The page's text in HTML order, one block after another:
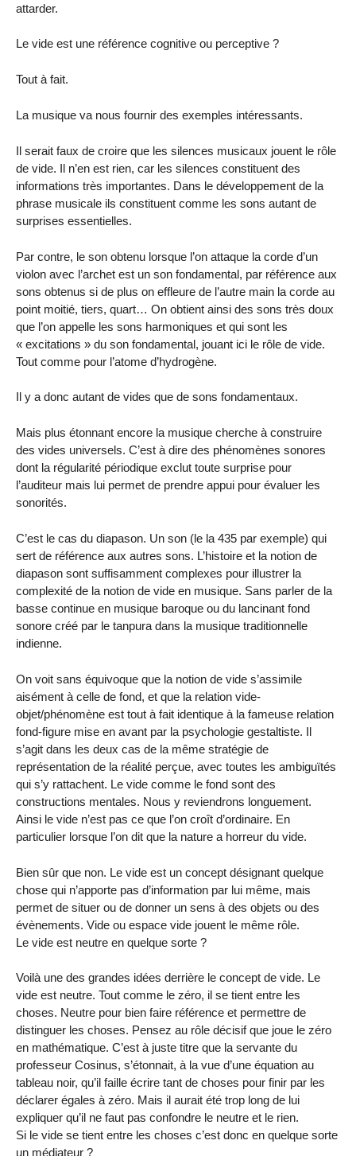
attarder.
Le vide est une référence cognitive ou perceptive ?
Tout à fait.
La musique va nous fournir des exemples intéressants.
Il serait faux de croire que les silences musicaux jouent le rôle
de vide. Il n’en est rien, car les silences constituent des
informations très importantes. Dans le développement de la
phrase musicale ils constituent comme les sons autant de
surprises essentielles.
Par contre, le son obtenu lorsque l’on attaque la corde d’un
violon avec l’archet est un son fondamental, par référence aux
sons obtenus si de plus on effleure de l’autre main la corde au
point moitié, tiers, quart… On obtient ainsi des sons très doux
que l’on appelle les sons harmoniques et qui sont les
« excitations » du son fondamental, jouant ici le rôle de vide.
Tout comme pour l’atome d’hydrogène.
Il y a donc autant de vides que de sons fondamentaux.
Mais plus étonnant encore la musique cherche à construire
des vides universels. C’est à dire des phénomènes sonores
dont la régularité périodique exclut toute surprise pour
l’auditeur mais lui permet de prendre appui pour évaluer les
sonorités.
C’est le cas du diapason. Un son (le la 435 par exemple) qui
sert de référence aux autres sons. L’histoire et la notion de
diapason sont suffisamment complexes pour illustrer la
complexité de la notion de vide en musique. Sans parler de la
basse continue en musique baroque ou du lancinant fond
sonore créé par le tanpura dans la musique traditionnelle
indienne.
On voit sans équivoque que la notion de vide s’assimile
aisément à celle de fond, et que la relation vide-
objet/phénomène est tout à fait identique à la fameuse relation
fond-figure mise en avant par la psychologie gestaltiste. Il
s’agit dans les deux cas de la même stratégie de
représentation de la réalité perçue, avec toutes les ambiguïtés
qui s’y rattachent. Le vide comme le fond sont des
constructions mentales. Nous y reviendrons longuement.
Ainsi le vide n’est pas ce que l’on croît d’ordinaire. En
particulier lorsque l’on dit que la nature a horreur du vide.
Bien sûr que non. Le vide est un concept désignant quelque
chose qui n’apporte pas d’information par lui même, mais
permet de situer ou de donner un sens à des objets ou des
évènements. Vide ou espace vide jouent le même rôle.
Le vide est neutre en quelque sorte ?
Voilà une des grandes idées derrière le concept de vide. Le
vide est neutre. Tout comme le zéro, il se tient entre les
choses. Neutre pour bien faire référence et permettre de
distinguer les choses. Pensez au rôle décisif que joue le zéro
en mathématique. C’est à juste titre que la servante du
professeur Cosinus, s’étonnait, à la vue d’une équation au
tableau noir, qu’il faille écrire tant de choses pour finir par les
déclarer égales à zéro. Mais il aurait été trop long de lui
expliquer qu’il ne faut pas confondre le neutre et le rien.
Si le vide se tient entre les choses c’est donc en quelque sorte
un médiateur ?